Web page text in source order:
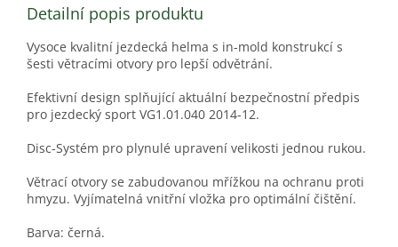
Detailní popis produktu
Vysoce kvalitní jezdecká helma s in-mold konstrukcí s
šesti větracími otvory pro lepší odvětrání.
Efektivní design splňující aktuální bezpečnostní předpis
pro jezdecký sport VG1.01.040 2014-12.
Disc-Systém pro plynulé upravení velikosti jednou rukou.
Větrací otvory se zabudovanou mřížkou na ochranu proti
hmyzu. Vyjímatelná vnitřní vložka pro optimální čištění.
Barva: černá.